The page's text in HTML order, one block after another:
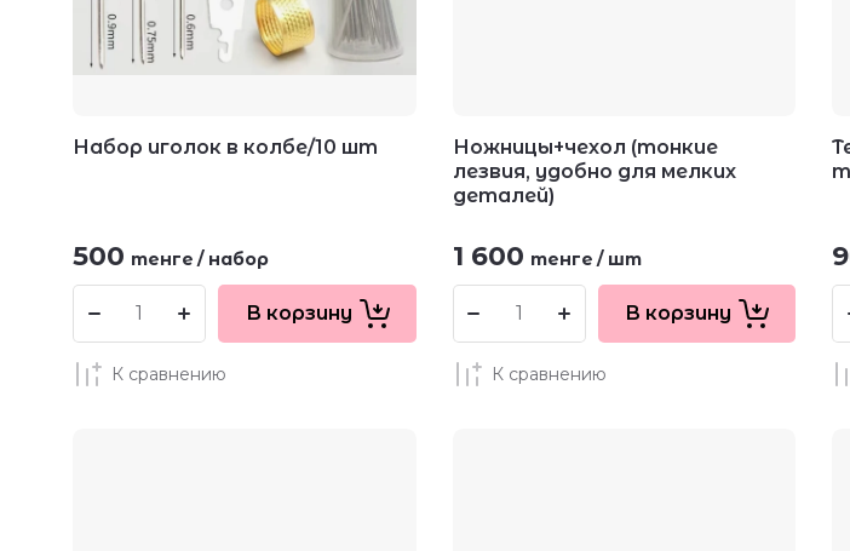
Набор иголок в колбе/10 шт
500 тенге /набор
В корзину
К сравнению
Ножницы+чехол (тонкие
лезвия, удобно для мелких
деталей)
1 600 тенге /шт
В корзину
К сравнению